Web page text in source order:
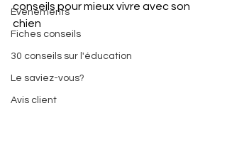
Evénements
Fiches conseils
30 conseils sur l'éducation
Le saviez-vous?
Avis client
conseils pour mieux vivre avec son
chien